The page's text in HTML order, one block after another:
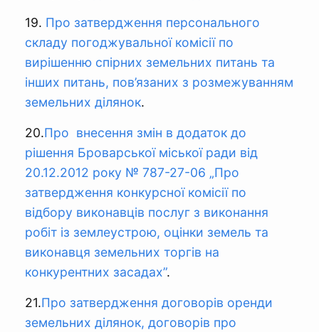
19. Про затвердження персонального
складу погоджувальної комісії по
вирішенню спірних земельних питань та
інших питань, пов’язаних з розмежуванням
земельних ділянок.
20.Про внесення змін в додаток до
рішення Броварської міської ради від
20.12.2012 року № 787-27-06 „Про
затвердження конкурсної комісії по
відбору виконавців послуг з виконання
робіт із землеустрою, оцінки земель та
виконавця земельних торгів на
конкурентних засадах”.
21.Про затвердження договорів оренди
земельних ділянок, договорів про